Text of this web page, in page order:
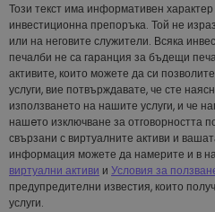
Този текст има информативен
инвестиционна препоръка. Той не
или на неговите служители. Всяка
печалби не са гаранция за бъдещи
активите, които можете да си
услуги, вие потвърждавате, че сте
използването на нашите услуги, и че
нашeто изключване за отговорността
свързани с виртуалните активи и
информация можете да намерите и в
виртуални активи и Условия за
предупредителни известия, които
услуги.